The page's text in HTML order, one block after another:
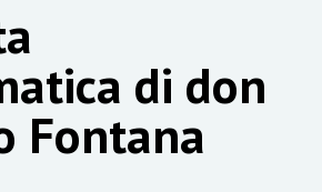
di don
Fontana